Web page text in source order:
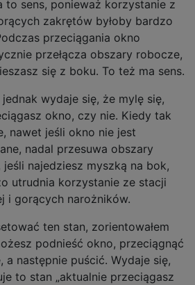
to sens, ponieważ korzystanie z
zakrętów byłoby bardzo
przeciągania okno
przełącza obszary robocze,
się z boku. To też ma sens.
jednak wydaje się, że mylę się,
okno, czy nie. Kiedy tak
nawet jeśli okno nie jest
nadal przesuwa obszary
jeśli najedziesz myszką na bok,
utrudnia korzystanie ze stacji
i gorących narożników.
ten stan, zorientowałem
podnieść okno, przeciągnąć
a następnie puścić. Wydaje się,
to stan „aktualnie przeciągasz